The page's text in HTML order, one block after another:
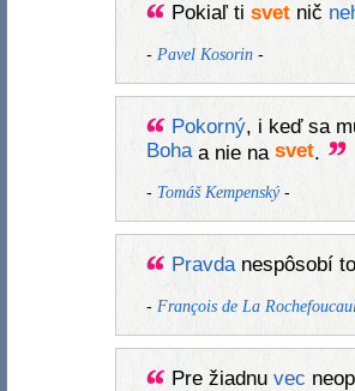
Pokiaľ ti svetnič
- Pavel Kosorin-
Pokorný, i keď sa
Bohaa nie na svet.
- Tomáš Kempenský-
Pravdanespôsobí
- François de La
Pre žiadnu vec